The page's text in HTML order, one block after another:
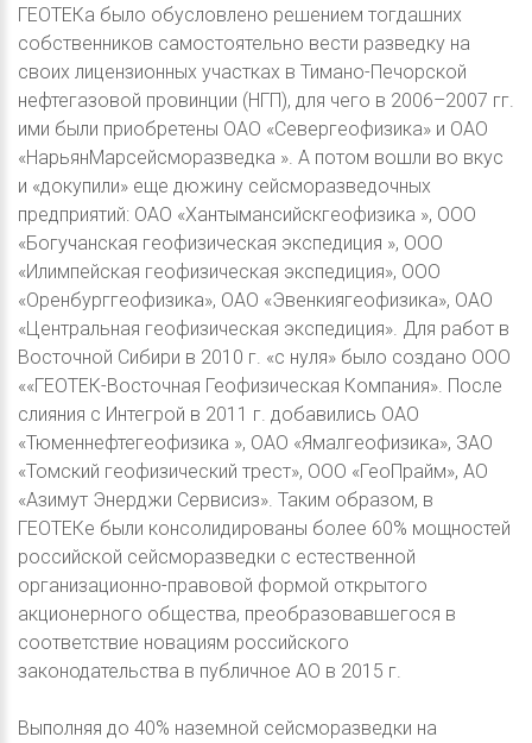
ГЕОТЕКа было обусловлено решением тогдашних
собственников самостоятельно вести разведку на
своих лицензионных участках в Тимано-Печорской
нефтегазовой провинции (НГП), для чего в 2006–2007 гг.
ими были приобретены ОАО «Севергеофизика» и ОАО
«НарьянМарсейсморазведка ». А потом вошли во вкус
и «докупили» еще дюжину сейсморазведочных
предприятий: ОАО «Хантымансийскгеофизика », ООО
«Богучанская геофизическая экспедиция », ООО
«Илимпейская геофизическая экспедиция», ООО
«Оренбурггеофизика», ОАО «Эвенкиягеофизика», ОАО
«Центральная геофизическая экспедиция». Для работ в
Восточной Сибири в 2010 г. «с нуля» было создано ООО
««ГЕОТЕК-Восточная Геофизическая Компания». После
слияния с Интегрой в 2011 г. добавились ОАО
«Тюменнефтегеофизика », ОАО «Ямалгеофизика», ЗАО
«Томский геофизический трест», ООО «ГеоПрайм», АО
«Азимут Энерджи Сервисиз». Таким образом, в
ГЕОТЕКе были консолидированы более 60% мощностей
российской сейсморазведки с естественной
организационно-правовой формой открытого
акционерного общества, преобразовавшегося в
соответствие новациям российского
законодательства в публичное АО в 2015 г.
Выполняя до 40% наземной сейсморазведки на